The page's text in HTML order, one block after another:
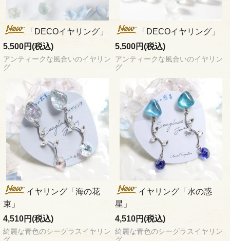
「DECOイヤリング」
5,500円(税込)
アンティークな風合いのイヤリン
グ
「DECOイヤリング」
5,500円(税込)
アンティークな風合いのイヤリン
グ
イヤリング「海の花
束」
4,510円(税込)
綺麗な青色のシーグラスイヤリン
イヤリング「水の惑
星」
4,510円(税込)
綺麗な青色のシーグラスイヤリン